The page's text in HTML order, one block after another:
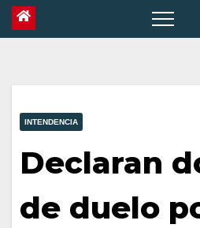
INTENDENCIA
Declaran
de duelo